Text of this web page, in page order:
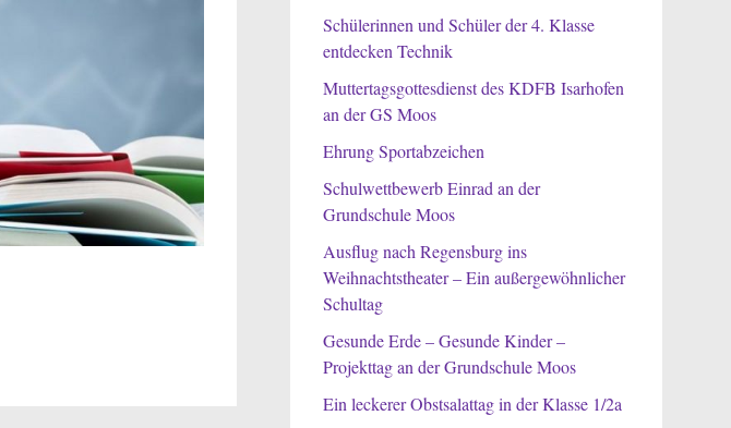
Schülerinnen und Schüler der 4. Klasse
entdecken Technik
Muttertagsgottesdienst des KDFB Isarhofen
an der GS Moos
Ehrung Sportabzeichen
Schulwettbewerb Einrad an der
Grundschule Moos
Ausflug nach Regensburg ins
Weihnachtstheater – Ein außergewöhnlicher
Schultag
Gesunde Erde – Gesunde Kinder –
Projekttag an der Grundschule Moos
Ein leckerer Obstsalattag in der Klasse 1/2a